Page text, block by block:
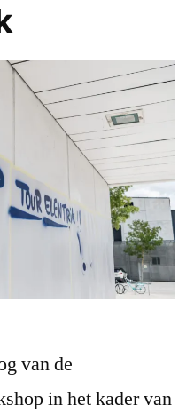
van de
in het kader van